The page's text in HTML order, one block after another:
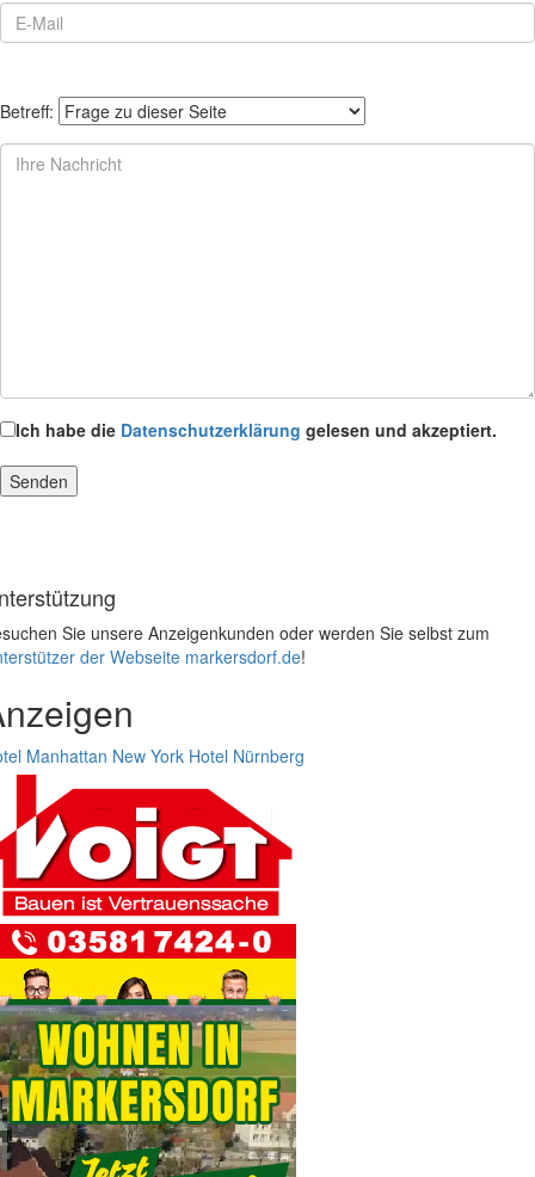
Betreff:
Ich habe die Datenschutzerklärung gelesen und akzeptiert.
Sie unsere Anzeigenkunden oder werden Sie selbst zum
der Webseite markersdorf.de!
Manhattan New York Hotel Nürnberg